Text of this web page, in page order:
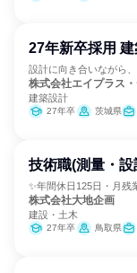
27年新卒採用
設計に向き合いながら
株式会社エイプラス
建築設計
27年卒 茨城県
技術職(測量・設
✨年間休日125日・月残
株式会社大地企画
建設・土木
27年卒 鳥取県